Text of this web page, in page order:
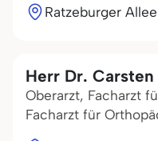
Ratzeburger Allee
Herr Dr.
Oberarzt, Facharzt
Facharzt für